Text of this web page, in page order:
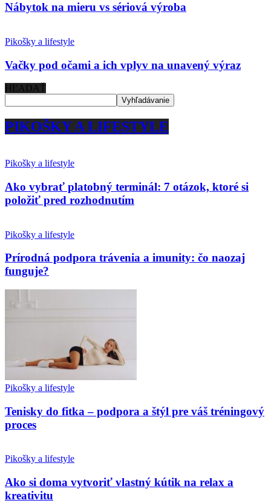
Nábytok na mieru vs sériová výroba
Pikošky a lifestyle
Vačky pod očami a ich vplyv na unavený výraz
HĽADAŤ
PIKOŠKY A LIFESTYLE
Pikošky a lifestyle
Ako vybrať platobný terminál: 7 otázok, ktoré si
položiť pred rozhodnutím
Pikošky a lifestyle
Prírodná podpora trávenia a imunity: čo naozaj
funguje?
Pikošky a lifestyle
Tenisky do fitka – podpora a štýl pre váš tréningový
proces
Pikošky a lifestyle
Ako si doma vytvoriť vlastný kútik na relax a
kreativitu